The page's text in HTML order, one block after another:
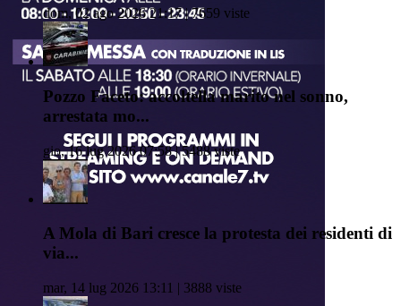
dom, 02 ago 2026 21:17 | 7659 viste
Pozzo Faceto: accoltella marito nel sonno,
arrestata mo...
gio, 16 lug 2026 07:58 | 5488 viste
A Mola di Bari cresce la protesta dei residenti di
via...
mar, 14 lug 2026 13:11 | 3888 viste